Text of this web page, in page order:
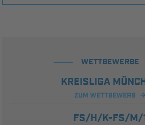
WETTBEWERBE
KREISLIGA
ZUM WETTBEWERB
FS/H/K-FS/M/